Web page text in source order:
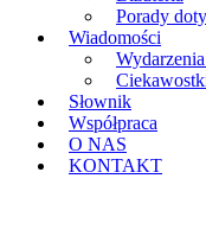
Porady
Wiadomości
Słownik
Współpraca
O NAS
KONTAKT